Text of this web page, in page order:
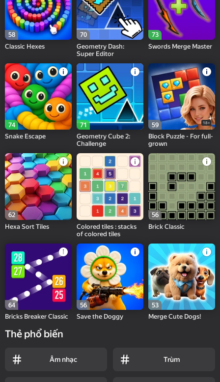
58
Classic Hexes
70
Geometry Dash:
Super Editor
73
Swords Merge Master
74
Snake Escape
71
Geometry Cube 2:
Challenge
59 18+
Block Puzzle - For full-
grown
62
Hexa Sort Tiles
Colored tiles : stacks
of colored tiles
56
Brick Classic
64
Bricks Breaker Classic
56
Save the Doggy
53
Merge Cute Dogs!
Thẻ phổ biến
Âm nhạc Trùm